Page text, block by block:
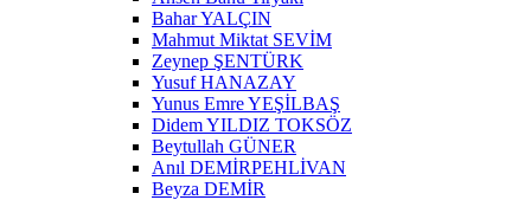
Bahar YALÇIN
Mahmut Miktat SEVİM
Zeynep ŞENTÜRK
Yusuf HANAZAY
Yunus Emre YEŞİLBAŞ
Didem YILDIZ TOKSÖZ
Beytullah GÜNER
Anıl DEMİRPEHLİVAN
Beyza DEMİR